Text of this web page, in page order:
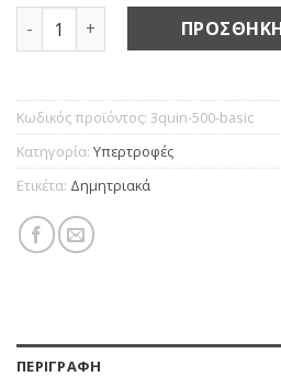
Κινόα τρίχρωμη bio ποσότητα
Κωδικός προϊόντος: 3quin-500-basic
Κατηγορία: Υπερτροφές
Ετικέτα: Δημητριακά
ΠΕΡΙΓΡΑΦΉ